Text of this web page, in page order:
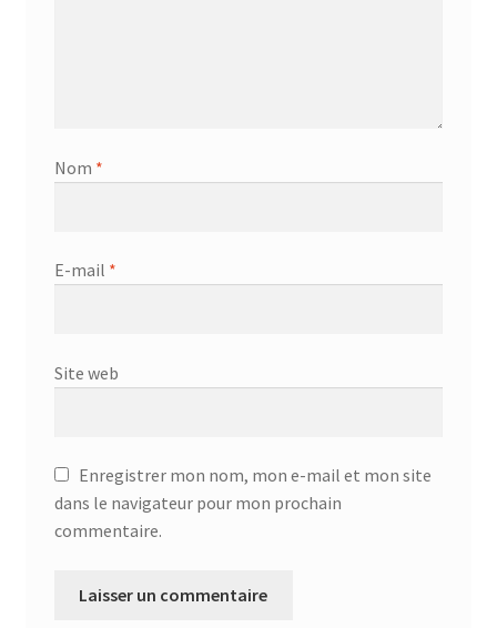
Nom *
E-mail *
Site web
Enregistrer mon nom, mon e-mail et mon site
dans le navigateur pour mon prochain
commentaire.